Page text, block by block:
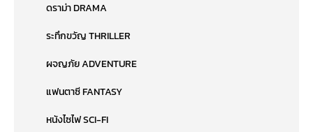
ดราม่า DRAMA
ระทึกขวัญ THRILLER
ผจญภัย ADVENTURE
แฟนตาซี FANTASY
หนังไซไฟ SCI-FI